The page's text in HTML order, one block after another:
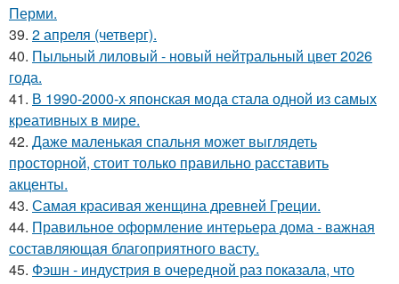
Перми.
39. 2 апреля (четверг).
40. Пыльный лиловый - новый нейтральный цвет 2026
года.
41. В 1990-2000-х японская мода стала одной из самых
креативных в мире.
42. Даже маленькая спальня может выглядеть
просторной, стоит только правильно расставить
акценты.
43. Самая красивая женщина древней Греции.
44. Правильное оформление интерьера дома - важная
составляющая благоприятного васту.
45. Фэшн - индустрия в очередной раз показала, что